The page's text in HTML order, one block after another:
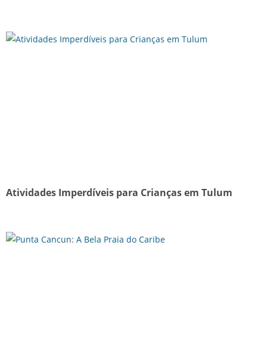
Atividades Imperdíveis para Crianças em Tulum